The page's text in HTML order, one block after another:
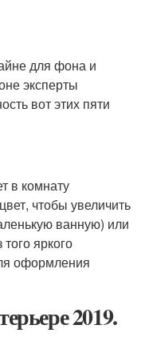
для фона и
эксперты
вот этих пяти
в комнату
чтобы увеличить
ванную) или
яркого
оформления
2019.